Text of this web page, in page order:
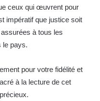
ceux qui œuvrent pour
impératif que justice soit
à tous les
le pays.
pour votre fidélité et
à la lecture de cet